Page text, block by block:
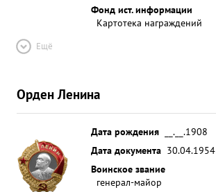
Фонд ист. информации
Картотека награждений
Ещё
Орден Ленина
Дата рождения
__.__.1908
Дата документа 30.04.1954
Воинское звание
генерал-майор